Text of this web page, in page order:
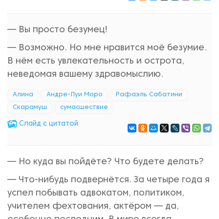
— Вы просто безумец!
— Возможно. Но мне нравится моё безумие.
В нём есть увлекательность и острота,
неведомая вашему здравомыслию.
Алина Андре-Луи Моро Рафаэль Сабатини
Скарамуш сумасшествие
Cлайд с цитатой
— Но куда вы пойдёте? Что будете делать?
— Что-нибудь подвернётся. За четыре года я
успел побывать адвокатом, политиком,
учителем фехтования, актёром — да,